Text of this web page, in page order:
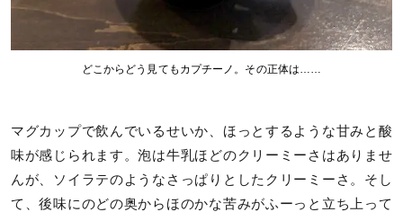
どこからどう見てもカプチーノ。その正体は……
マグカップで飲んでいるせいか、ほっとするような甘みと酸
味が感じられます。泡は牛乳ほどのクリーミーさはありませ
んが、ソイラテのようなさっぱりとしたクリーミーさ。そし
て、後味にのどの奥からほのかな苦みがふーっと立ち上って